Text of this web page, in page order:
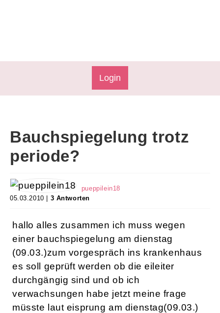
Login
Bauchspiegelung trotz
periode?
pueppilein18
05.03.2010 | 3 Antworten
hallo alles zusammen ich muss wegen
einer bauchspiegelung am dienstag
(09.03.)zum vorgespräch ins krankenhaus
es soll geprüft werden ob die eileiter
durchgängig sind und ob ich
verwachsungen habe jetzt meine frage
müsste laut eisprung am dienstag(09.03.)